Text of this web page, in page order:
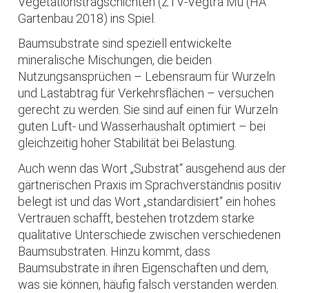
Gartenbau 2018) ins Spiel.
Baumsubstrate sind speziell entwickelte
mineralische Mischungen, die beiden
Nutzungsansprüchen – Lebensraum für Wurzeln
und Lastabtrag für Verkehrsflächen – versuchen
gerecht zu werden. Sie sind auf einen für Wurzeln
guten Luft- und Wasserhaushalt optimiert – bei
gleichzeitig hoher Stabilität bei Belastung.
Auch wenn das Wort „Substrat“ ausgehend aus der
gärtnerischen Praxis im Sprachverständnis positiv
belegt ist und das Wort „standardisiert“ ein hohes
Vertrauen schafft, bestehen trotzdem starke
qualitative Unterschiede zwischen verschiedenen
Baumsubstraten. Hinzu kommt, dass
Baumsubstrate in ihren Eigenschaften und dem,
was sie können, häufig falsch verstanden werden.